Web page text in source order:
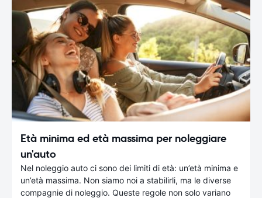
Età minima ed età massima per noleggiare
un'auto
Nel noleggio auto ci sono dei limiti di età: un’età minima e
un’età massima. Non siamo noi a stabilirli, ma le diverse
compagnie di noleggio. Queste regole non solo variano